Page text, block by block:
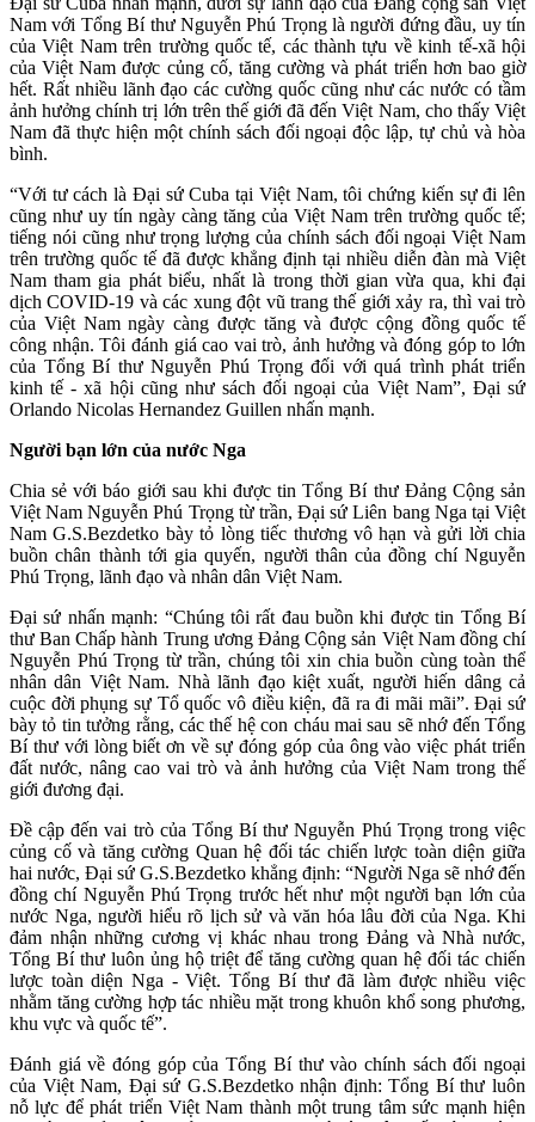
Nam với Tổng Bí thư Nguyễn Phú Trọng là người đứng đầu, uy tín
của Việt Nam trên trường quốc tế, các thành tựu về kinh tế-xã hội
của Việt Nam được củng cố, tăng cường và phát triển hơn bao giờ
hết. Rất nhiều lãnh đạo các cường quốc cũng như các nước có tầm
ảnh hưởng chính trị lớn trên thế giới đã đến Việt Nam, cho thấy Việt
Nam đã thực hiện một chính sách đối ngoại độc lập, tự chủ và hòa
bình.
“Với tư cách là Đại sứ Cuba tại Việt Nam, tôi chứng kiến sự đi lên
cũng như uy tín ngày càng tăng của Việt Nam trên trường quốc tế;
tiếng nói cũng như trọng lượng của chính sách đối ngoại Việt Nam
trên trường quốc tế đã được khẳng định tại nhiều diễn đàn mà Việt
Nam tham gia phát biểu, nhất là trong thời gian vừa qua, khi đại
dịch COVID-19 và các xung đột vũ trang thế giới xảy ra, thì vai trò
của Việt Nam ngày càng được tăng và được cộng đồng quốc tế
công nhận. Tôi đánh giá cao vai trò, ảnh hưởng và đóng góp to lớn
của Tổng Bí thư Nguyễn Phú Trọng đối với quá trình phát triển
kinh tế - xã hội cũng như sách đối ngoại của Việt Nam”, Đại sứ
Orlando Nicolas Hernandez Guillen nhấn mạnh.
Người bạn lớn của nước Nga
Chia sẻ với báo giới sau khi được tin Tổng Bí thư Đảng Cộng sản
Việt Nam Nguyễn Phú Trọng từ trần, Đại sứ Liên bang Nga tại Việt
Nam G.S.Bezdetko bày tỏ lòng tiếc thương vô hạn và gửi lời chia
buồn chân thành tới gia quyến, người thân của đồng chí Nguyễn
Phú Trọng, lãnh đạo và nhân dân Việt Nam.
Đại sứ nhấn mạnh: “Chúng tôi rất đau buồn khi được tin Tổng Bí
thư Ban Chấp hành Trung ương Đảng Cộng sản Việt Nam đồng chí
Nguyễn Phú Trọng từ trần, chúng tôi xin chia buồn cùng toàn thể
nhân dân Việt Nam. Nhà lãnh đạo kiệt xuất, người hiến dâng cả
cuộc đời phụng sự Tổ quốc vô điều kiện, đã ra đi mãi mãi”. Đại sứ
bày tỏ tin tưởng rằng, các thế hệ con cháu mai sau sẽ nhớ đến Tổng
Bí thư với lòng biết ơn về sự đóng góp của ông vào việc phát triển
đất nước, nâng cao vai trò và ảnh hưởng của Việt Nam trong thế
giới đương đại.
Đề cập đến vai trò của Tổng Bí thư Nguyễn Phú Trọng trong việc
củng cố và tăng cường Quan hệ đối tác chiến lược toàn diện giữa
hai nước, Đại sứ G.S.Bezdetko khẳng định: “Người Nga sẽ nhớ đến
đồng chí Nguyễn Phú Trọng trước hết như một người bạn lớn của
nước Nga, người hiểu rõ lịch sử và văn hóa lâu đời của Nga. Khi
đảm nhận những cương vị khác nhau trong Đảng và Nhà nước,
Tổng Bí thư luôn ủng hộ triệt để tăng cường quan hệ đối tác chiến
lược toàn diện Nga - Việt. Tổng Bí thư đã làm được nhiều việc
nhằm tăng cường hợp tác nhiều mặt trong khuôn khổ song phương,
khu vực và quốc tế”.
Đánh giá về đóng góp của Tổng Bí thư vào chính sách đối ngoại
của Việt Nam, Đại sứ G.S.Bezdetko nhận định: Tổng Bí thư luôn
nỗ lực để phát triển Việt Nam thành một trung tâm sức mạnh hiện